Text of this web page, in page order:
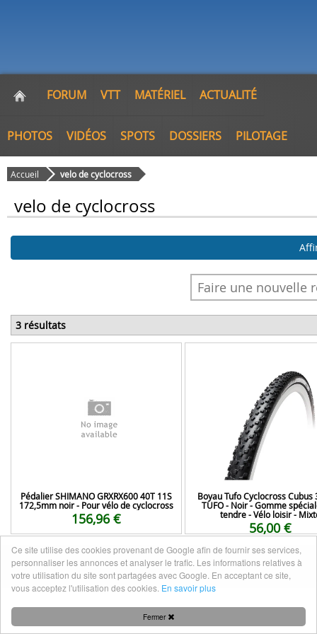
FORUM VTT MATÉRIEL ACTUALITÉ
PHOTOS VIDÉOS SPOTS DOSSIERS PILOTAGE
Accueil velo de cyclocross
velo de cyclocross
3 résultats
Pédalier SHIMANO GRXRX600 40T 11S
172,5mm noir - Pour vélo de cyclocross
156,96 €
Boyau Tufo Cyclocross Cubus
TUFO - Noir - Gomme
tendre - Vélo loisir -
56,00 €
Mentions légales|Nous contacter
Fermer
Ce site utilise des cookies provenant de Google afin de fournir ses services,
personnaliser les annonces et analyser le trafic. Les informations relatives à
votre utilisation du site sont partagées avec Google. En acceptant ce site,
vous acceptez l'utilisation des cookies. En savoir plus